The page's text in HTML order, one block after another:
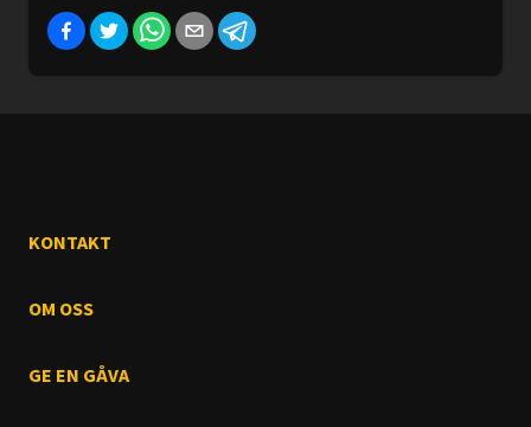
KONTAKT
OM OSS
GE EN GÅVA